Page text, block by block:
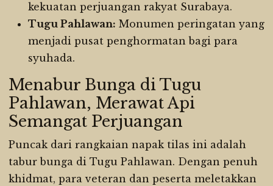
kekuatan perjuangan rakyat Surabaya.
Tugu Pahlawan: Monumen peringatan yang
menjadi pusat penghormatan bagi para
syuhada.
Menabur Bunga di Tugu
Pahlawan, Merawat Api
Semangat Perjuangan
Puncak dari rangkaian napak tilas ini adalah
tabur bunga di Tugu Pahlawan. Dengan penuh
khidmat, para veteran dan peserta meletakkan